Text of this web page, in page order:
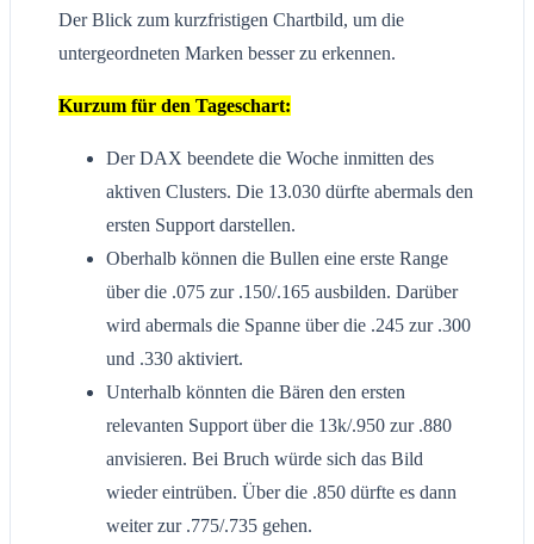
Der Blick zum kurzfristigen Chartbild, um die
untergeordneten Marken besser zu erkennen.
Kurzum für den Tageschart:
Der DAX beendete die Woche inmitten des
aktiven Clusters. Die 13.030 dürfte abermals den
ersten Support darstellen.
Oberhalb können die Bullen eine erste Range
über die .075 zur .150/.165 ausbilden. Darüber
wird abermals die Spanne über die .245 zur .300
und .330 aktiviert.
Unterhalb könnten die Bären den ersten
relevanten Support über die 13k/.950 zur .880
anvisieren. Bei Bruch würde sich das Bild
wieder eintrüben. Über die .850 dürfte es dann
weiter zur .775/.735 gehen.